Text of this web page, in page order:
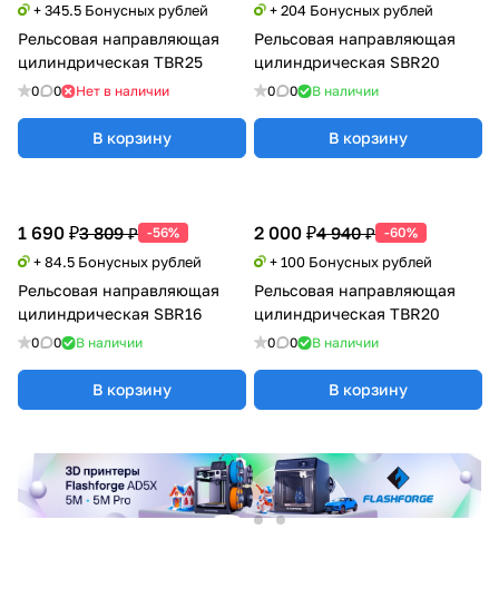
+ 204 Бонусных рублей
Рельсовая направляющая
цилиндрическая SBR20
0 0 В наличии
В корзину
1 690 ₽3 809 ₽ -56%
+ 84.5 Бонусных рублей
Рельсовая направляющая
цилиндрическая SBR16
0 0 В наличии
В корзину
2 000 ₽4 940 ₽ -60%
+ 100 Бонусных рублей
Рельсовая направляющая
цилиндрическая TBR20
0 0 В наличии
В корзину
+ 345.5 Бонусных рублей
Рельсовая направляющая
цилиндрическая TBR25
0 0 Нет в наличии
В корзину